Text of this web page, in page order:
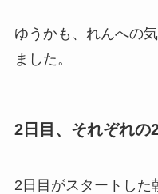
ゆうかも、れんへの
ました。
2日目、それぞれの
2日目がスタートした